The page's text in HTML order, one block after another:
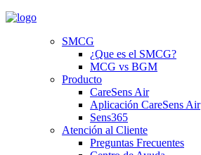
SMCG
¿Que es el SMCG?
MCG vs BGM
Producto
CareSens Air
Aplicación CareSens Air
Sens365
Atención al Cliente
Preguntas Frecuentes